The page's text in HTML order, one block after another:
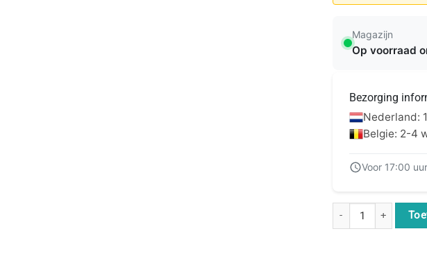
Magazijn
Op voorraad
Bezorging
Nederland:
Belgie: 2-4
Voor 17:00
CLUB3D